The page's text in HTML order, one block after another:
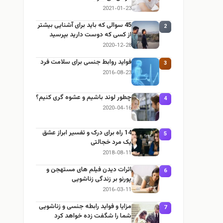
2021-01-23
2
45 سوالی که باید برای آشنایی بیشتر
از کسی که دوست دارید بپرسید
2020-12-28
3 فواید روابط جنسی برای سلامت فرد
2016-08-23
4 چطور لوند باشیم و عشوه گری کنیم؟
2020-04-16
5
14 راه برای درک و تفسیر ابراز عشق
یک مرد خجالتی
2018-08-11
6
اثرات دیدن فیلم های مستهجن و
پورنو بر زندگی زناشویی
2016-03-11
7
مزایا و فواید رابطه جنسی و زناشویی
شما را شگفت زده خواهد کرد